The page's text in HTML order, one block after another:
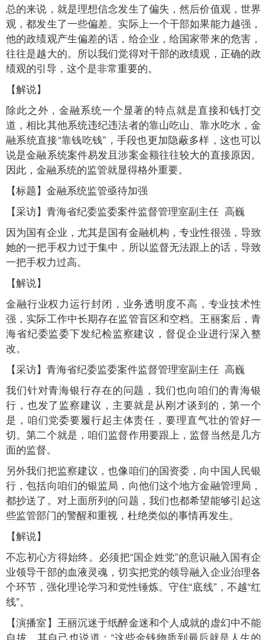
总的来说，就是理想信念发生了偏失，然后价值观，世界
观，都发生了一些偏差。实际上一个干部如果能力越强，
他的政绩观产生偏差的话，给企业，给国家带来的危害，
往往是越大的。所以我们觉得对干部的政绩观，正确的政
绩观的引导，这个是非常重要的。
【解说】
除此之外，金融系统一个显著的特点就是直接和钱打交
道，相比其他系统违纪违法者的靠山吃山、靠水吃水，金
融系统直接“靠钱吃钱”，手段也更加隐蔽多样，这也可以
说是金融系统案件易发且涉案金额往往较大的直接原因。
因此，金融系统的监管就显得格外重要。
【标题】金融系统监管亟待加强
【采访】青海省纪委监委案件监督管理室副主任 高巍
因为国有企业，尤其是国有金融机构，专业性很强，导致
她的一把手权力过于集中，所以监督无法跟上的话，导致
一把手权力过高。
【解说】
金融行业权力运行封闭，业务透明度不高，专业技术性
强，实际工作中长期存在监管盲区和空档。王丽案后，青
海省纪委监委下发纪检监察建议，督促企业进行深入整
改。
【采访】青海省纪委监委案件监督管理室副主任 高巍
我们针对青海银行存在的问题，我们也向咱们的青海银
行，也发了监察建议，主要就是从刚才谈到的，第一个
是，咱们党委要履行起主体责任，要理直气壮的管好一
切。第二个就是，咱们监督作用要跟上，监督当然是几方
面的监督。
另外我们把监察建议，也像咱们的国资委，向中国人民银
行，包括向咱们的银监局，向他们这个地方金融管理局，
都抄送了。对上面所列的问题，我们也都希望能够引起这
些监管部门的警醒和重视，杜绝类似的事情再发生。
【解说】
不忘初心方得始终。必须把“国企姓党”的意识融入国有企
业领导干部的血液灵魂，切实把党的领导融入企业治理各
个环节，强化理论学习和党性锤炼。守住“底线”，不越“红
线”。
【演播室】王丽沉迷于纸醉金迷和个人成就的虚幻中不能
自拔，其自己也说道：“这些金钱物质到最后就是人生的